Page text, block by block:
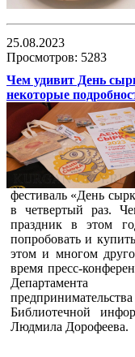
25.08.2023
Просмотров: 5283
Чем удивит День
некоторые
фестиваль «День
в четвертый раз.
праздник в этом
попробовать и
этом и многом
время пресс-
Департамента
Библиотечной
Людмила Дорофеева.